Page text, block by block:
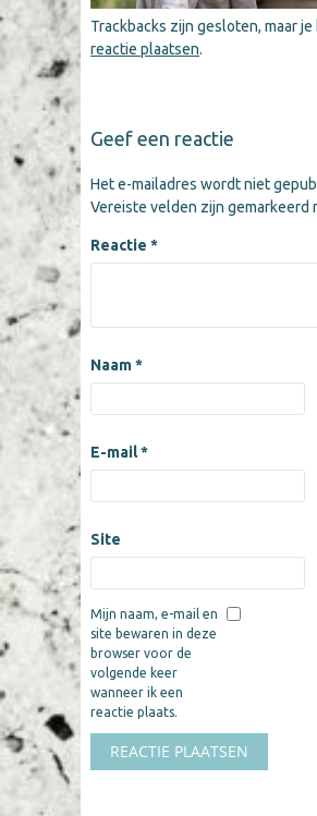
Trackbacks zijn gesloten, maar je
reactie plaatsen.
Geef een reactie
Het e-mailadres wordt niet
Vereiste velden zijn gemarkeerd
Reactie *
Naam*
E-mail*
Site
Mijn naam, e-mail en
site bewaren in deze
browser voor de
volgende keer
wanneer ik een
reactie plaats.